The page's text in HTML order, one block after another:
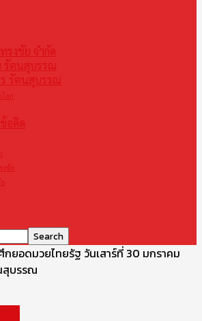
งชัย จำกัด
รัตนสุบรรณ
รัตนสุบรรณ
ลก
อคิด
งชัย
กยอดมวยไทยรัฐ วันเสาร์ที่ 30 มกราคม
สุบรรณ